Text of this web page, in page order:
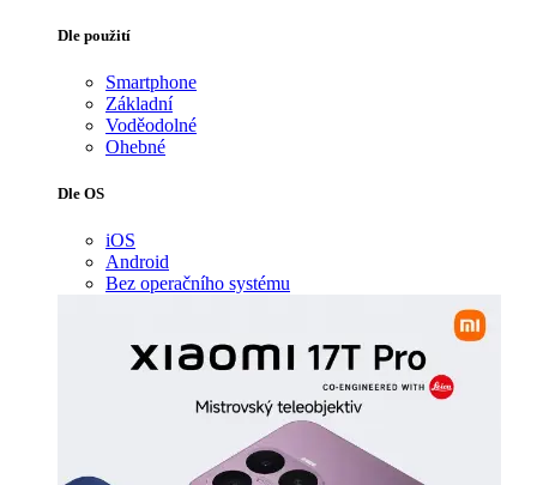
Dle použití
Smartphone
Základní
Voděodolné
Ohebné
Dle OS
iOS
Android
Bez operačního systému